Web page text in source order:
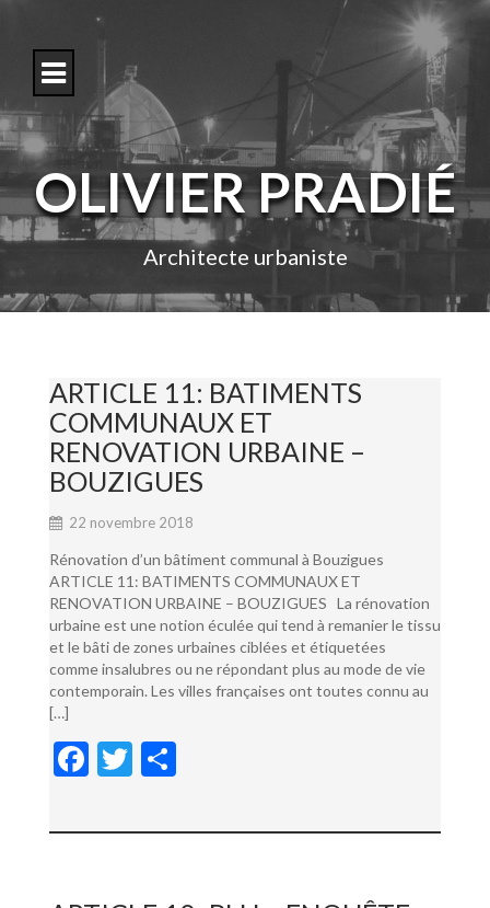
o
c
n
e
OLIVIER PRADIÉ
Architecte urbaniste
ARTICLE 11: BATIMENTS
COMMUNAUX ET
RENOVATION URBAINE –
BOUZIGUES
22 novembre 2018
Rénovation d’un bâtiment communal à Bouzigues
ARTICLE 11: BATIMENTS COMMUNAUX ET
RENOVATION URBAINE – BOUZIGUES La rénovation
urbaine est une notion éculée qui tend à remanier le tissu
et le bâti de zones urbaines ciblées et étiquetées
comme insalubres ou ne répondant plus au mode de vie
contemporain. Les villes françaises ont toutes connu au
[…]
F
e
o
T
itt ta
er